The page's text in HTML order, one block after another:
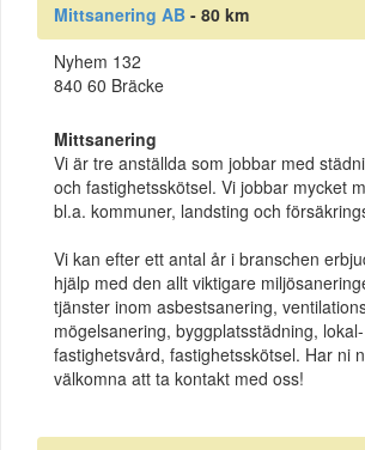
Mittsanering AB - 80 km
Nyhem 132
840 60 Bräcke
Mittsanering
Vi är tre anställda som jobbar med
och fastighetsskötsel. Vi jobbar mycket
bl.a. kommuner, landsting och
Vi kan efter ett antal år i branschen
hjälp med den allt viktigare
tjänster inom asbestsanering,
mögelsanering, byggplatsstädning,
fastighetsvård, fastighetsskötsel. Har ni
välkomna att ta kontakt med oss!